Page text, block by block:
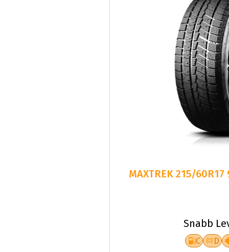
MAXTREK 215/60R17
Snabb
C D